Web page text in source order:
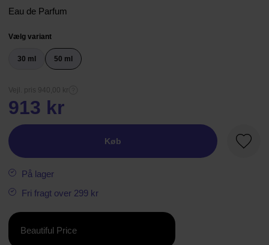
Eau de Parfum
Vælg variant
30 ml 50 ml
Vejl. pris 940,00 kr
913 kr
Køb
På lager
Fri fragt over 299 kr
Beautiful Price